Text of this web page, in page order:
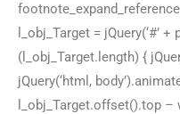
l_obj_Target = jQuery(‘#’
(l_obj_Target.length) {
jQuery(‘html,
l_obj_Target.offset().top